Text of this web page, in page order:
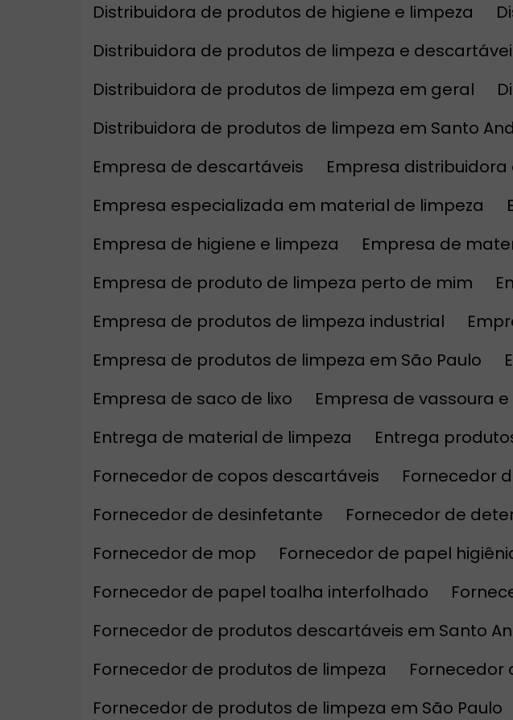
Distribuidora de produtos de higiene e limpeza
Distribuidora de produtos de limpeza e
Distribuidora de produtos de limpeza em geral
Distribuidora de produtos de limpeza em Santo
Empresa de descartáveis
Empresa
Empresa especializada em material de limpeza
Empresa de higiene e limpeza
Empresa de
Empresa de produto de limpeza perto de mim
Empresa de produtos de limpeza industrial
Empresa de produtos de limpeza em São Paulo
Empresa de saco de lixo
Empresa de vassoura
Entrega de material de limpeza
Entrega
Fornecedor de copos descartáveis
Fornecedor
Fornecedor de desinfetante
Fornecedor de
Fornecedor de mop
Fornecedor de papel
Fornecedor de papel toalha interfolhado
Fornecedor de produtos descartáveis em Santo
Fornecedor de produtos de limpeza
Fornecedor de produtos de limpeza em São Paulo